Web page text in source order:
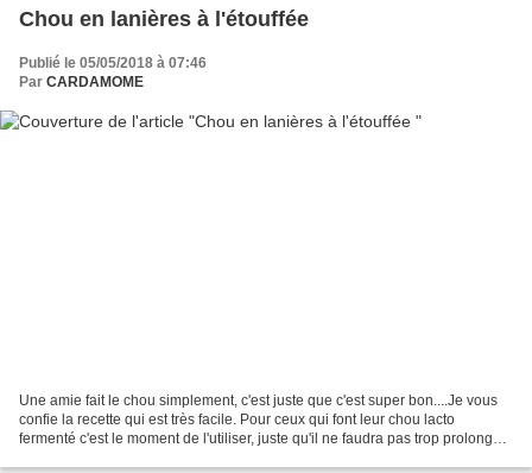
Chou en lanières à l'étouffée
Publié le 05/05/2018 à 07:46
Par CARDAMOME
Une amie fait le chou simplement, c'est juste que c'est super bon....Je vous
confie la recette qui est très facile. Pour ceux qui font leur chou lacto
fermenté c'est le moment de l'utiliser, juste qu'il ne faudra pas trop prolonger